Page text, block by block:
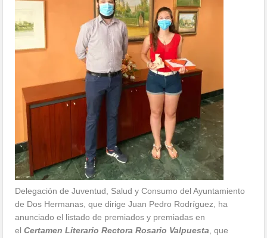
Delegación de Juventud, Salud y Consumo del Ayuntamiento
de Dos Hermanas, que dirige Juan Pedro Rodríguez, ha
anunciado el listado de premiados y premiadas en
elCertamen Literario Rectora Rosario Valpuesta , que